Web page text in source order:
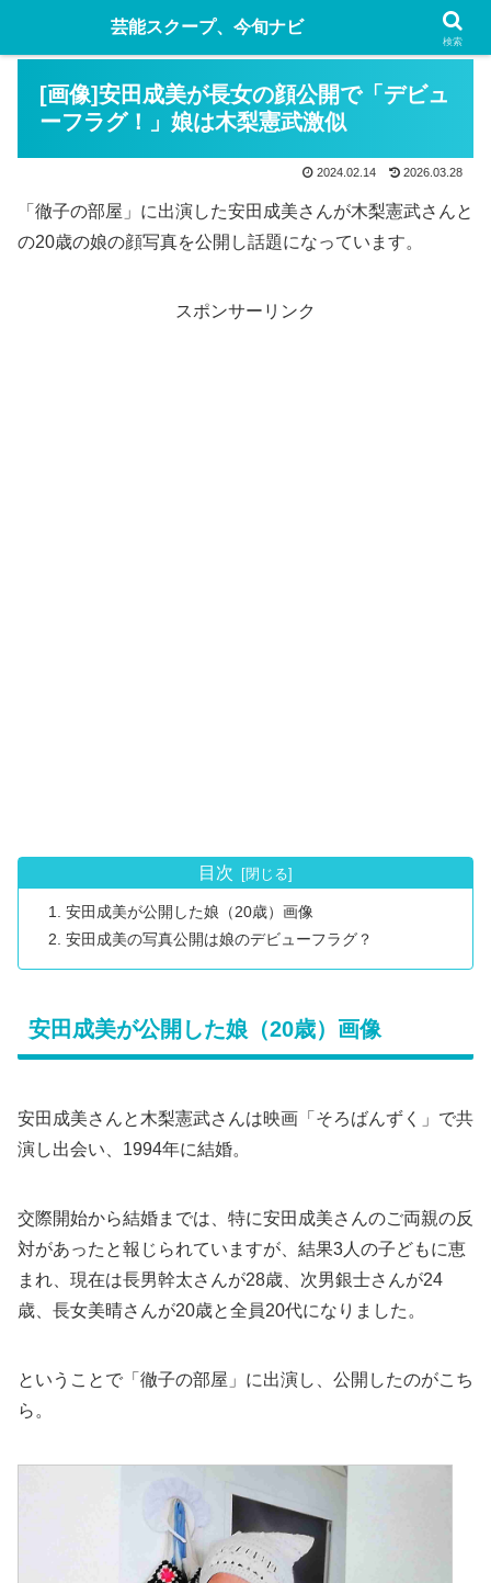
[画像]安田成美が長女の顔公開で「デビュ
ーフラグ！」娘は木梨憲武激似
2024.02.14 2026.03.28
「徹子の部屋」に出演した安田成美さんが木梨憲武さんと
の20歳の娘の顔写真を公開し話題になっています。
スポンサーリンク
目次
安田成美が公開した娘（20歳）画像
安田成美の写真公開は娘のデビューフラグ？
安田成美が公開した娘（20歳）画像
安田成美さんと木梨憲武さんは映画「そろばんずく」で共
演し出会い、1994年に結婚。
交際開始から結婚までは、特に安田成美さんのご両親の反
対があったと報じられていますが、結果3人の子どもに恵
まれ、現在は長男幹太さんが28歳、次男銀士さんが24
歳、長女美晴さんが20歳と全員20代になりました。
ということで「徹子の部屋」に出演し、公開したのがこち
ら。
芸能スクープ、今旬ナビ
検索